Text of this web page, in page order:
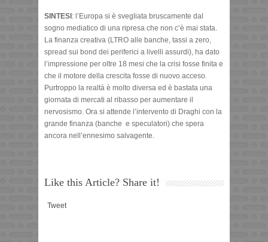
SINTESI: l’Europa si è svegliata bruscamente dal
sogno mediatico di una ripresa che non c’è mai stata.
La finanza creativa (LTRO alle banche, tassi a zero,
spread sui bond dei periferici a livelli assurdi), ha dato
l’impressione per oltre 18 mesi che la crisi fosse finita e
che il motore della crescita fosse di nuovo acceso.
Purtroppo la realtà è molto diversa ed è bastata una
giornata di mercati al ribasso per aumentare il
nervosismo. Ora si attende l’intervento di Draghi con la
grande finanza (banche e speculatori) che spera
ancora nell’ennesimo salvagente.
Like this Article? Share it!
Tweet